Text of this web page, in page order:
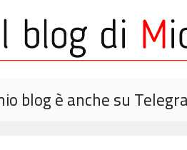
blog è anche su